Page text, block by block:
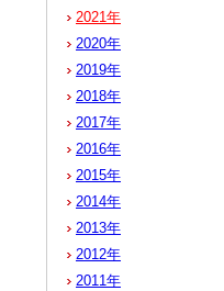
2021年
2020年
2019年
2018年
2017年
2016年
2015年
2014年
2013年
2012年
2011年